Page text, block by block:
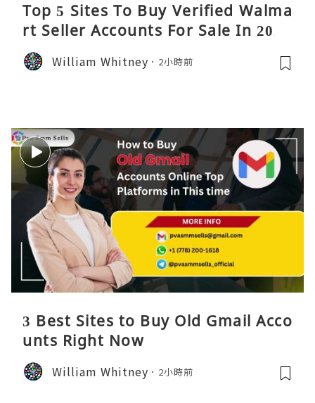
Top 5 Sites To Buy Verified Walma
rt Seller Accounts For Sale In 2026
William Whitney 2小時前
3 Best Sites to Buy Old Gmail Acco
unts Right Now
William Whitney 2小時前